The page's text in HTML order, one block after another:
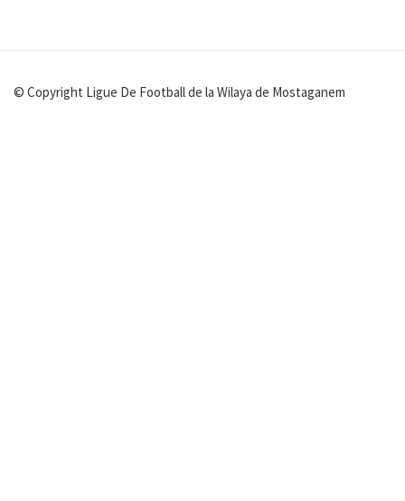
© Copyright Ligue De Football de la Wilaya de Mostaganem